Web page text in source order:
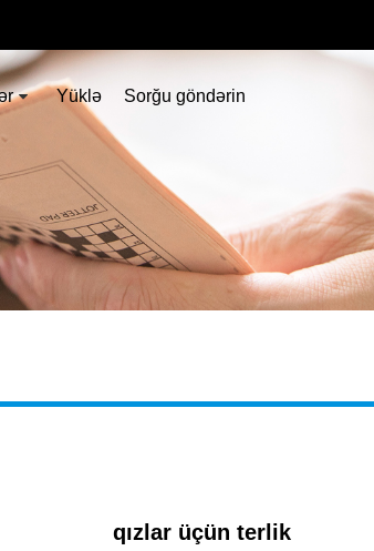
Yüklə Sorğu göndərin
qızlar üçün terlik